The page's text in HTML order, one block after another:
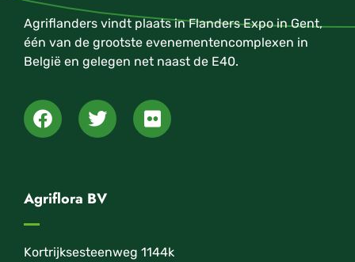
Agriflanders vindt plaats in Flanders Expo in Gent,
één van de grootste evenementencomplexen in
België en gelegen net naast de E40.
Agriflora BV
Kortrijksesteenweg 1144k